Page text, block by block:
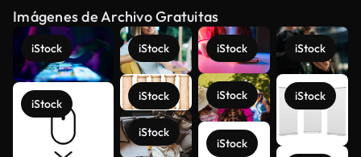
Imágenes de Archivo Gratuitas
iStock
iStock
iStock
iStock
iStock
iStock
iStock
iStock
iStock
iStock